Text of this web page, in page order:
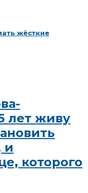
жёсткие
лет живу
и
которого